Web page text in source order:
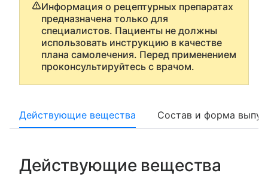
Информация о рецептурных препаратах
предназначена только для
специалистов. Пациенты не должны
использовать инструкцию в качестве
плана самолечения. Перед применением
проконсультируйтесь с врачом.
Действующие вещества Состав и форма
Действующие вещества